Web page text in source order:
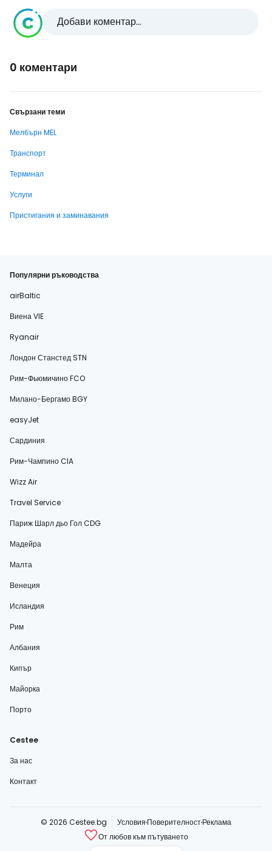
Добави коментар...
0 коментари
Свързани теми
Мелбърн MEL
Транспорт
Терминал
Услуги
Пристигания и заминавания
Популярни ръководства
airBaltic
Виена VIE
Ryanair
Лондон Станстед STN
Рим-Фьюмичино FCO
Милано-Бергамо BGY
easyJet
Сардиния
Рим-Чампино CIA
Wizz Air
Travel Service
Париж Шарл дьо Гол CDG
Мадейра
Малта
Венеция
Исландия
Рим
Албания
Кипър
Майорка
Порто
Cestee
За нас
Контакт
© 2026 Cestee.bg Условия ПоверителностРеклама
От любов към пътуването
cestee.com